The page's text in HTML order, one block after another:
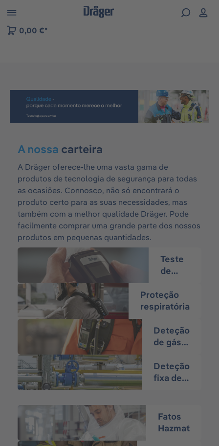
to B2B platform navigation
0,00 €*
Ignorar galeria de imagens
A nossa carteira
A Dräger oferece-lhe uma vasta gama de
produtos de tecnologia de segurança para todas
as ocasiões. Connosco, não só encontrará o
produto certo para as suas necessidades, mas
também com a melhor qualidade Dräger. Pode
facilmente comprar uma grande parte dos nossos
produtos em pequenas quantidades.
Teste
de
e
drogas
Proteção
respiratória
Deteção
de gás
Deteção
fixa de
Fatos
Hazmat